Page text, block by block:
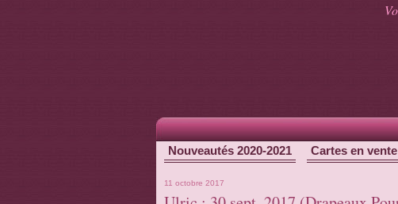
Nouveautés 2020-2021 Cartes en vente
11 octobre 2017